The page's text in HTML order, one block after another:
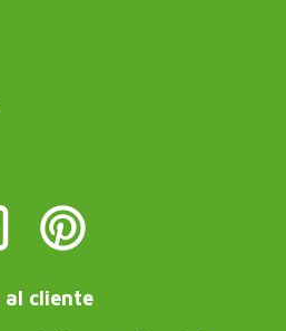
cliente